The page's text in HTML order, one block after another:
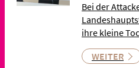
Bei der
ihre kleine
WEITER